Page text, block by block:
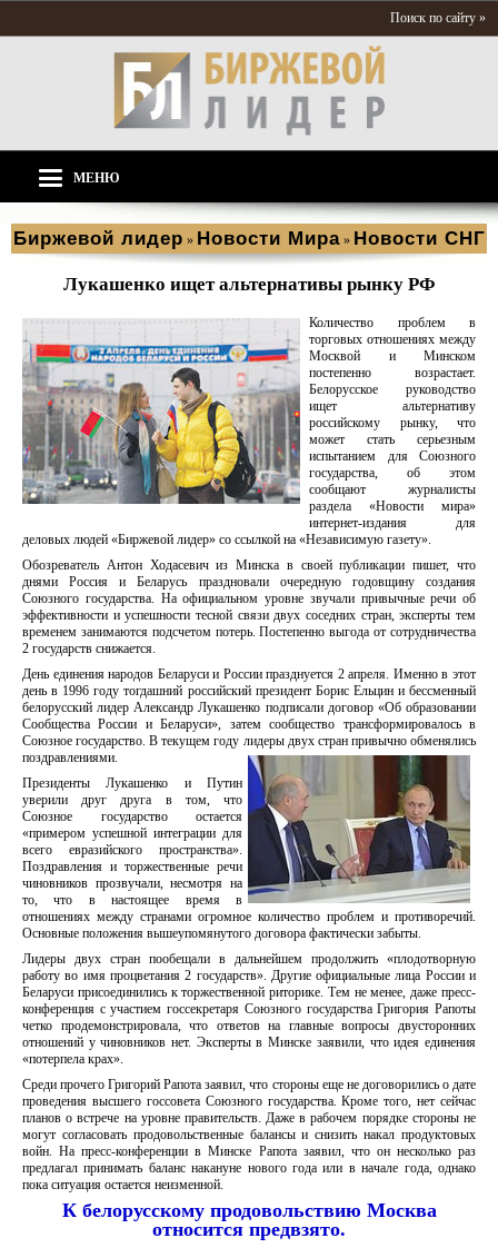
Поиск по сайту »
МЕНЮ
Биржевой лидер » Новости Мира » Новости СНГ
Лукашенко ищет альтернативы рынку РФ
Количество проблем в
торговых отношениях между
Москвой и Минском
постепенно возрастает.
Белорусское руководство
ищет альтернативу
российскому рынку, что
может стать серьезным
испытанием для Союзного
государства, об этом
сообщают журналисты
раздела «Новости мира»
интернет-издания для
деловых людей «Биржевой лидер» со ссылкой на «Независимую газету».
Обозреватель Антон Ходасевич из Минска в своей публикации пишет, что
днями Россия и Беларусь праздновали очередную годовщину создания
Союзного государства. На официальном уровне звучали привычные речи об
эффективности и успешности тесной связи двух соседних стран, эксперты тем
временем занимаются подсчетом потерь. Постепенно выгода от сотрудничества
2 государств снижается.
День единения народов Беларуси и России празднуется 2 апреля. Именно в этот
день в 1996 году тогдашний российский президент Борис Ельцин и бессменный
белорусский лидер Александр Лукашенко подписали договор «Об образовании
Сообщества России и Беларуси», затем сообщество трансформировалось в
Союзное государство. В текущем году лидеры двух стран привычно обменялись
поздравлениями.
Президенты Лукашенко и Путин
уверили друг друга в том, что
Союзное государство остается
«примером успешной интеграции для
всего евразийского пространства».
Поздравления и торжественные речи
чиновников прозвучали, несмотря на
то, что в настоящее время в
отношениях между странами огромное количество проблем и противоречий.
Основные положения вышеупомянутого договора фактически забыты.
Лидеры двух стран пообещали в дальнейшем продолжить «плодотворную
работу во имя процветания 2 государств». Другие официальные лица России и
Беларуси присоединились к торжественной риторике. Тем не менее, даже пресс-
конференция с участием госсекретаря Союзного государства Григория Рапоты
четко продемонстрировала, что ответов на главные вопросы двусторонних
отношений у чиновников нет. Эксперты в Минске заявили, что идея единения
«потерпела крах».
Среди прочего Григорий Рапота заявил, что стороны еще не договорились о дате
проведения высшего госсовета Союзного государства. Кроме того, нет сейчас
планов о встрече на уровне правительств. Даже в рабочем порядке стороны не
могут согласовать продовольственные балансы и снизить накал продуктовых
войн. На пресс-конференции в Минске Рапота заявил, что он несколько раз
предлагал принимать баланс накануне нового года или в начале года, однако
пока ситуация остается неизменной.
К белорусскому продовольствию Москва
относится предвзято.